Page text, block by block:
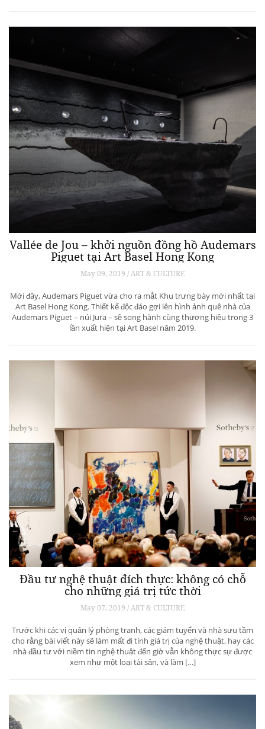
Vallée de Jou – khởi nguồn đồng hồ Audemars
Piguet tại Art Basel Hong Kong
May 09, 2019 / ART & CULTURE
Mới đây, Audemars Piguet vừa cho ra mắt Khu trưng bày mới nhất tại
Art Basel Hong Kong. Thiết kế độc đáo gợi lên hình ảnh quê nhà của
Audemars Piguet – núi Jura – sẽ song hành cùng thương hiệu trong 3
lần xuất hiện tại Art Basel năm 2019.
Đầu tư nghệ thuật đích thực: không có chỗ
cho những giá trị tức thời
May 07, 2019 / ART & CULTURE
Trước khi các vị quản lý phòng tranh, các giám tuyển và nhà sưu tầm
cho rằng bài viết này sẽ làm mất đi tính giá trị của nghệ thuật, hay các
nhà đầu tư với niềm tin nghệ thuật đến giờ vẫn không thực sự được
xem như một loại tài sản, và làm […]